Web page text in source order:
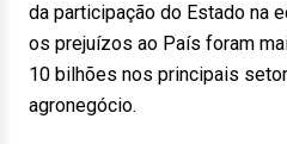
da participação do Estado na
os prejuízos ao País foram
10 bilhões nos principais
agronegócio.